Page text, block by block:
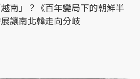
南」？《百年變局下的朝鮮半
讓南北韓走向分岐